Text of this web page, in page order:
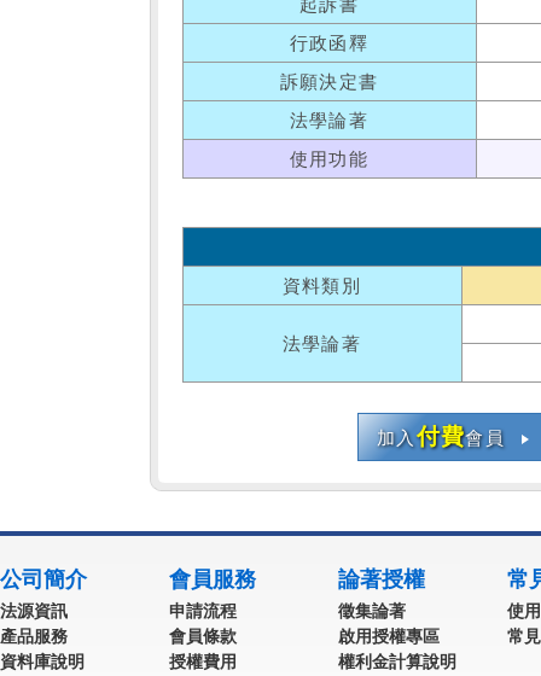
起訴書
行政函釋
訴願決定書
法學論著
使用功能
資料類別
法學論著
加入付費會員
公司簡介
法源資訊
產品服務
資料庫說明
會員服務
申請流程
會員條款
授權費用
論著授權
徵集論著
啟用授權專區
權利金計算說明
常
使
常